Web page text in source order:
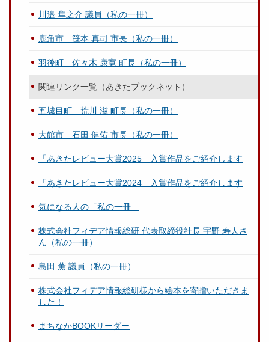
川邉 隼之介 議員（私の一冊）
鹿角市 笹本 真司 市長（私の一冊）
羽後町 佐々木 康寛 町長（私の一冊）
関連リンク一覧（あきたブックネット）
五城目町 荒川 滋 町長（私の一冊）
大館市 石田 健佑 市長（私の一冊）
「あきたレビュー大賞2025」入賞作品をご紹介します
「あきたレビュー大賞2024」入賞作品をご紹介します
気になる人の「私の一冊」
株式会社フィデア情報総研 代表取締役社長 宇野 寿人さ
ん（私の一冊）
島田 薫 議員（私の一冊）
株式会社フィデア情報総研様から絵本を寄贈いただきま
した！
まちなかBOOKリーダー